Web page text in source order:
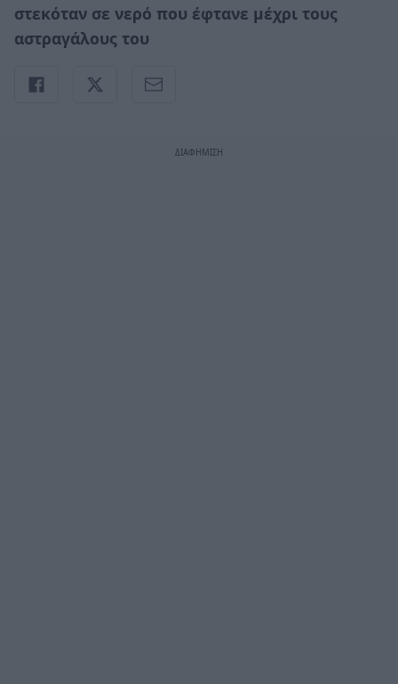
στεκόταν σε νερό που έφτανε μέχρι τους
αστραγάλους του